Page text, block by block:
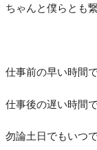
ちゃんと僕らとも
仕事前の早い時間
仕事後の遅い時間
勿論土日でもいつ